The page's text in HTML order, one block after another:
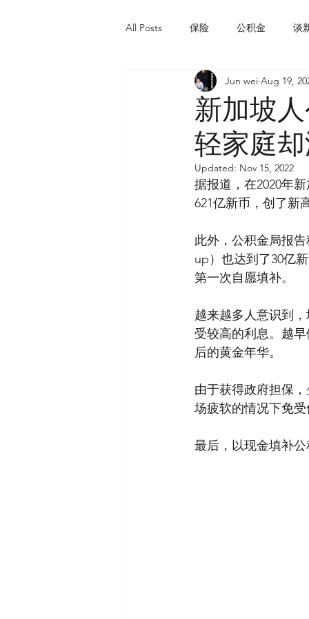
All Posts 保险 公积金 谈
新加坡
轻家庭
Jun wei Aug 19,
Updated: Nov 15, 2022
据报道，在2020年
621亿新币，创了新
此外，公积金局报
up）也达到了30亿
第一次自愿填补。
越来越多人意识到，
受较高的利息。越
后的黄金年华。
由于获得政府担保，
场疲软的情况下免
最后，以现金填补